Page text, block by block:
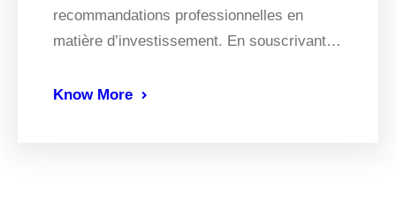
recommandations professionnelles en
matière d’investissement. En souscrivant…
Know More